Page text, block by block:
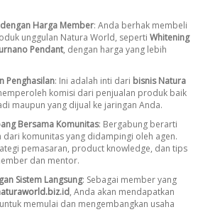
Harga Member: Anda berhak membeli
unggulan Natura World, seperti Whitening
Pendant, dengan harga yang lebih
Penghasilan: Ini adalah inti dari bisnis Natura
komisi dari penjualan produk baik
maupun yang dijual ke jaringan Anda.
Bersama Komunitas: Bergabung berarti
komunitas yang didampingi oleh agen.
pemasaran, product knowledge, dan tips
dan mentor.
Sistem Langsung: Sebagai member yang
.id, Anda akan mendapatkan
memulai dan mengembangkan usaha